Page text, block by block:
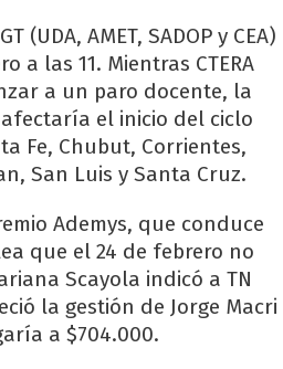
AMET, SADOP y CEA)
a las 11. Mientras CTERA
a un paro docente, la
el inicio del ciclo
Fe, Chubut, Corrientes,
San Luis y Santa Cruz.
Ademys, que conduce
que el 24 de febrero no
Scayola indicó a TN
la gestión de Jorge Macri
a $704.000.